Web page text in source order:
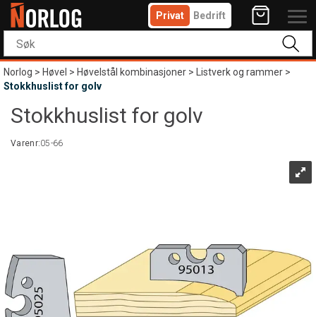
Privat Bedrift
Norlog>Høvel >Høvelstål kombinasjoner> Listverk og rammer>
Stokkhuslist for golv
Stokkhuslist for golv
Varenr:05-66